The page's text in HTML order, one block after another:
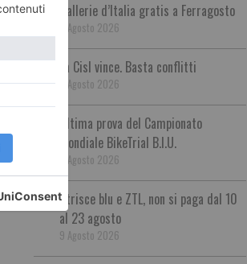
Gallerie d’Italia gratis a Ferragosto
9 Agosto 2026
La Cisl vince. Basta conflitti
9 Agosto 2026
Ultima prova del Campionato
Mondiale BikeTrial B.I.U.
9 Agosto 2026
Strisce blu e ZTL, non si paga dal 10
al 23 agosto
9 Agosto 2026